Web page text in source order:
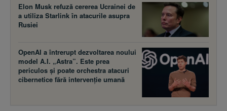
Elon Musk refuză cererea Ucrainei de
a utiliza Starlink în atacurile asupra
Rusiei
OpenAI a întrerupt dezvoltarea noului
model A.I. „Astra”. Este prea
periculos și poate orchestra atacuri
cibernetice fără intervenție umană